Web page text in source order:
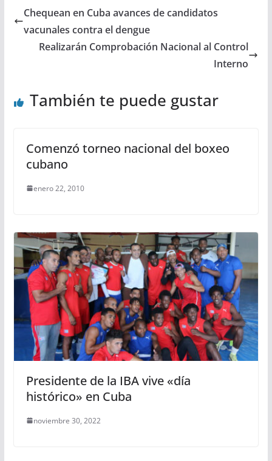
Chequean en Cuba avances de candidatos
vacunales contra el dengue
Realizarán Comprobación Nacional al Control
Interno
También te puede gustar
Comenzó torneo nacional del boxeo
cubano
enero 22, 2010
Presidente de la IBA vive «día
histórico» en Cuba
noviembre 30, 2022